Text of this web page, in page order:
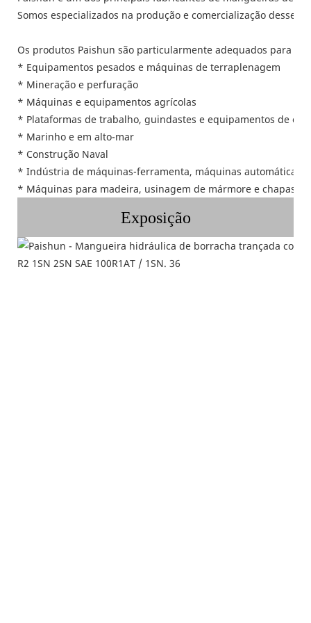
Somos especializados na produção e comercialização desses
Os produtos Paishun são particularmente adequados para as
* Equipamentos pesados ​​e máquinas de terraplenagem
* Mineração e perfuração
* Máquinas e equipamentos agrícolas
* Plataformas de trabalho, guindastes e equipamentos de
* Marinho e em alto-mar
* Construção Naval
* Indústria de máquinas-ferramenta, máquinas automáticas
* Máquinas para madeira, usinagem de mármore e chapas
Exposição